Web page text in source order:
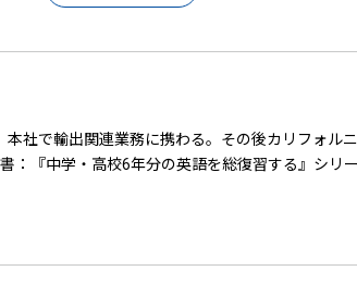
社で輸出関連業務に携わる。その後カリフォル
：『中学・高校6年分の英語を総復習する』シリ